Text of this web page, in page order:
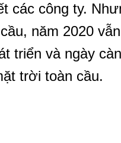
các công ty.
năm 2020
triển và ngày
trời toàn cầu.